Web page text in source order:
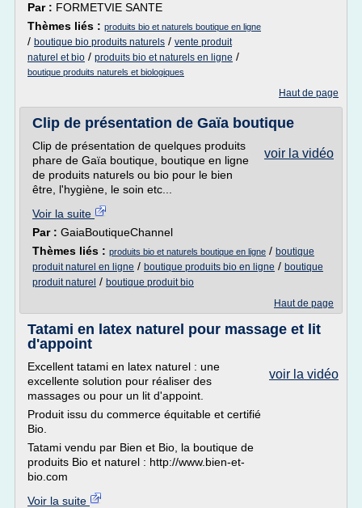
Par : FORMETVIE SANTE
Thèmes liés : produits bio et naturels boutique en ligne
/ boutique bio produits naturels / vente produit
naturel et bio / produits bio et naturels en ligne /
boutique produits naturels et biologiques
Haut de page
Clip de présentation de Gaïa boutique
voir la vidéo
Clip de présentation de quelques produits
phare de Gaïa boutique, boutique en ligne
de produits naturels ou bio pour le bien
être, l'hygiène, le soin etc...
Voir la suite
Par : GaiaBoutiqueChannel
Thèmes liés : produits bio et naturels boutique en ligne / boutique
produit naturel en ligne / boutique produits bio en ligne / boutique
produit naturel / boutique produit bio
Haut de page
Tatami en latex naturel pour massage et lit
d'appoint
voir la vidéo
Excellent tatami en latex naturel : une
excellente solution pour réaliser des
massages ou pour un lit d'appoint.
Produit issu du commerce équitable et certifié
Bio.
Tatami vendu par Bien et Bio, la boutique de
produits Bio et naturel : http://www.bien-et-
bio.com
Voir la suite